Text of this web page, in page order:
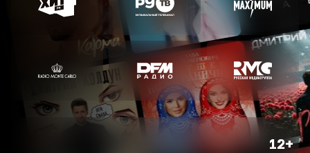
12+